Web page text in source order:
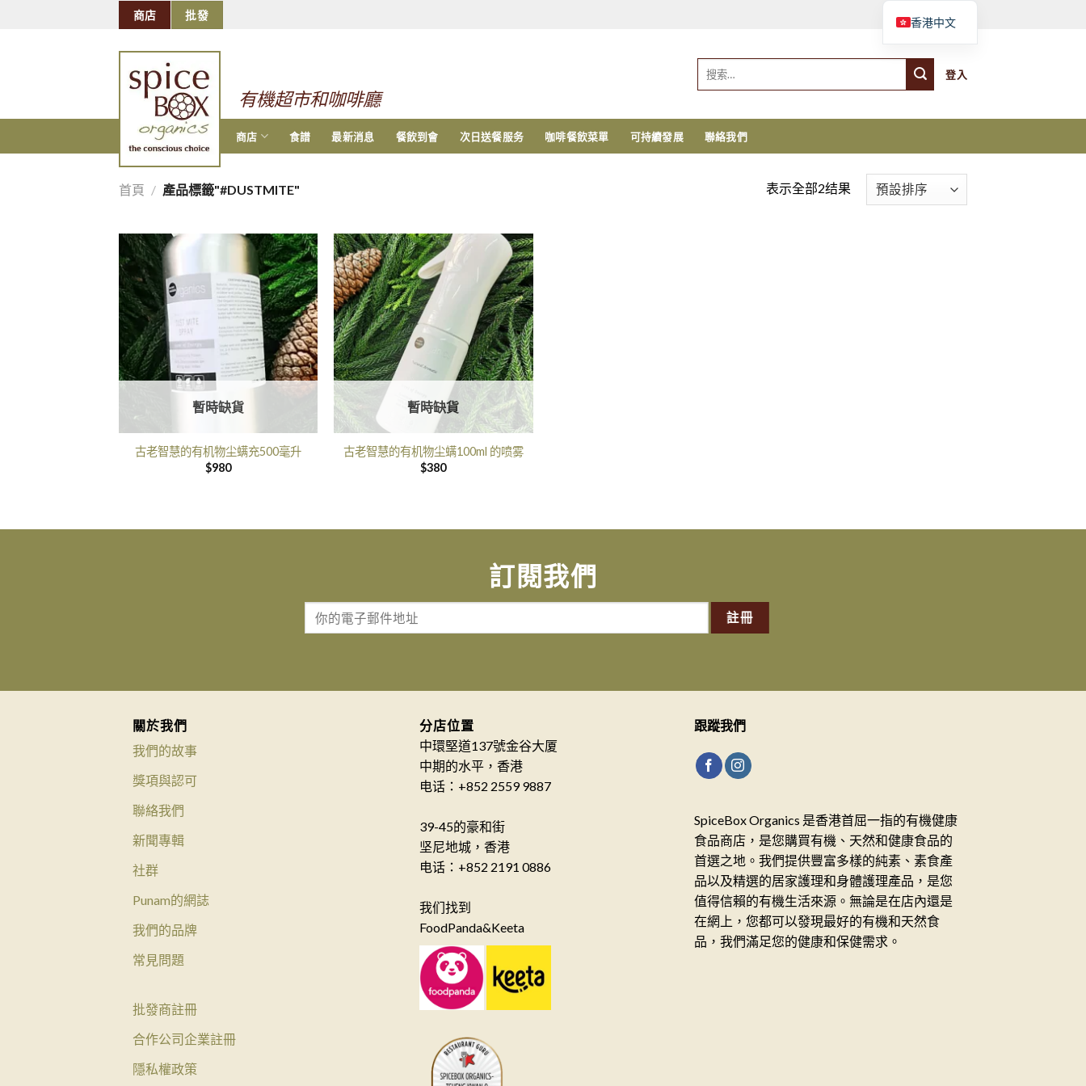
商店 批發 購物車
有機超市和咖啡廳
索：
登入
商店 食譜 最新消息 餐飲到會 次日送餐服务 咖啡餐飲菜單 可持續發展 聯絡我們
首頁 / 產品標籤"#DUSTMITE" 表示全部2结果
暫時缺貨
古老智慧的有机物尘螨充500毫升
$980
暫時缺貨
古老智慧的有机物尘螨100ml 的喷雾
$380
訂閱我們
關於我們
我們的故事
獎項與認可
聯絡我們
新聞專輯
社群
Punam的網誌
我們的品牌
常見問題
批發商註冊
合作公司企業註冊
隱私權政策
分店位置
中環堅道137號金谷大厦
中期的水平，香港
电话：+852 2559 9887
39-45的豪和街
坚尼地城，香港
电话：+852 2191 0886
我们找到
FoodPanda&Keeta
跟蹤我們
SpiceBox Organics 是香港首屈一指的有機健康
食品商店，是您購買有機、天然和健康食品的
首選之地。我們提供豐富多樣的純素、素食產
品以及精選的居家護理和身體護理產品，是您
值得信賴的有機生活來源。無論是在店內還是
在網上，您都可以發現最好的有機和天然食
品，我們滿足您的健康和保健需求。
香港中文